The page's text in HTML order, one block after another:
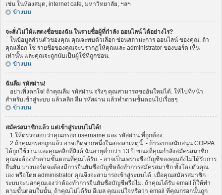
เช่น ในห้องสมุด, internet cafe, มหาวิทยาลัย, ฯลฯ
ข้างบน
จะสั่งไม่ให้แสดงชื่อของฉัน ในรายชื่อผู้ที่กำลัง ออนไลน์ ได้อย่างไร?
ในข้อมูลส่วนตัวของคุณ คุณจะพบตัวเลือก ซ่อนสถานะการ ออนไลน์ ของคุณ. ถ้า
คุณเลือก ใช่ รายชื่อของคุณจะปรากฏให้คุณและ administrator ของบอร์ด เห็น
เท่านั้น และคุณจะถูกนับเป็นผู้ใช้ที่ถูกซ่อน.
ข้างบน
ฉันลืม รหัสผ่าน!
อย่าเพิ่งตกใจ! ถ้าคุณลืม รหัสผ่าน จริงๆ คุณสามารถขออันใหม่ได้. ให้ไปที่หน้า
สำหรับเข้าสู่ระบบ แล้วคลิก ลืม รหัสผ่าน แล้วทำตามขั้นตอนไปเรื่อยๆ
ข้างบน
สมัครสมาชิกแล้ว แต่เข้าสู่ระบบไม่ได้!
1.ให้ตรวจสอบว่าคุณกรอก username และ รหัสผ่าน ที่ถูกต้อง.
2.ถ้าคุณกรอกถูกแล้ว อาจเกิดจากหนึ่งในสองสาเหตุนี้. - ถ้าระบบสนับสนุน COPPA
ได้ถูกใช้งาน และคุณคลิกที่ลิงค์ ฉันอายุต่ำกว่า 13 ปี ขณะที่คุณกำลังสมัครสมาชิก
คุณจะต้องทำตามขั้นตอนที่คุณได้รับ. - อาจเป็นเพราะชื่อบัญชีของคุณยังไม่ได้รับการ
ยืนยัน บางบอร์ดจะต้องมีการยืนยันชื่อบัญชีหลังทำการสมัครสมาชิก ทั้งโดยตัวคุณ
เอง หรือโดย administrator คุณจึงจะสามารถเข้าสู่ระบบได้. เมื่อคุณสมัครสมาชิก
ระบบจะบอกคุณเองว่าต้องทำการยืนยันชื่อบัญชีหรือไม่. ถ้าคุณได้รับ email ก็ให้ทำ
ตามขั้นตอนในนั้น, ถ้าคุณไม่ได้รับ อีเมล คุณแน่ใจหรือว่า email ที่คุณกรอกนั้นถูก